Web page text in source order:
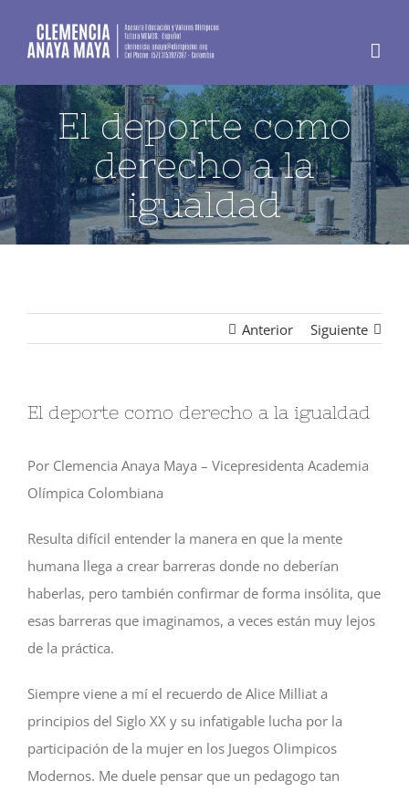
El deporte como
derecho a la
igualdad
Anterior Siguiente
El deporte como derecho a la igualdad
Por Clemencia Anaya Maya – Vicepresidenta Academia
Olímpica Colombiana
Resulta difícil entender la manera en que la mente
humana llega a crear barreras donde no deberían
haberlas, pero también confirmar de forma insólita, que
esas barreras que imaginamos, a veces están muy lejos
de la práctica.
Siempre viene a mí el recuerdo de Alice Milliat a
principios del Siglo XX y su infatigable lucha por la
participación de la mujer en los Juegos Olimpicos
Modernos. Me duele pensar que un pedagogo tan